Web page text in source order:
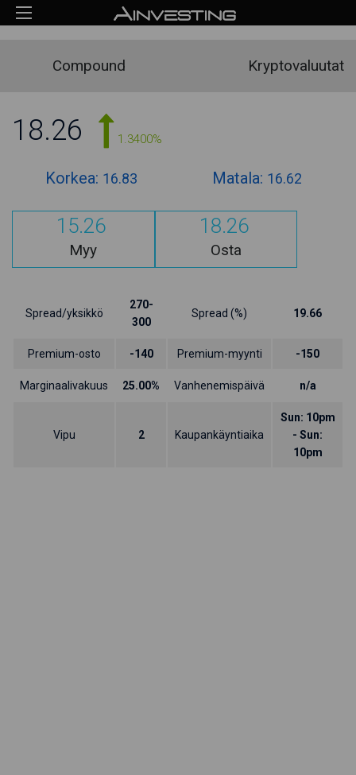
Compound Kryptovaluutat
18.26 1.3400%
Korkea: 16.83 Matala: 16.62
15.26
Myy
18.26
Osta
Spread/yksikkö
270-
300
Spread (%) 19.66
Premium-osto -140 Premium-myynti -150
Marginaalivakuus 25.00% Vanhenemispäivä n/a
Vipu 2 Kaupankäyntiaika
Sun: 10pm
- Sun:
10pm